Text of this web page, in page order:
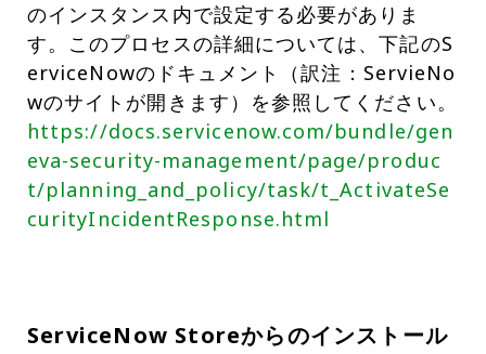
のインスタンス内で設定する必要がありま
す。このプロセスの詳細については、下記のS
erviceNowのドキュメント（訳注：ServieNo
wのサイトが開きます）を参照してください。
https://docs.servicenow.com/bundle/gen
eva-security-management/page/produc
t/planning_and_policy/task/t_ActivateSe
curityIncidentResponse.html
ServiceNow Storeからのインストール